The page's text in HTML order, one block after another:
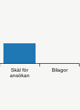
Skäl för
ansökan
Bilagor